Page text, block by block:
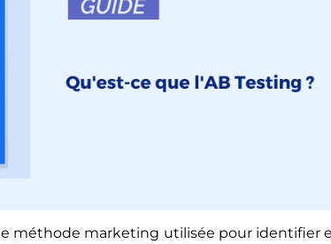
méthode marketing utilisée pour identifier